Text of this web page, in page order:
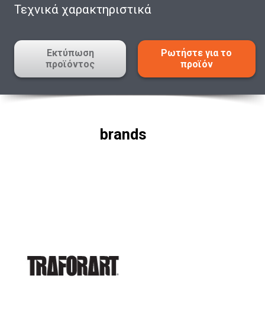
Τεχνικά χαρακτηριστικά
Εκτύπωση
προϊόντος
Ρωτήστε για το
προϊόν
brands